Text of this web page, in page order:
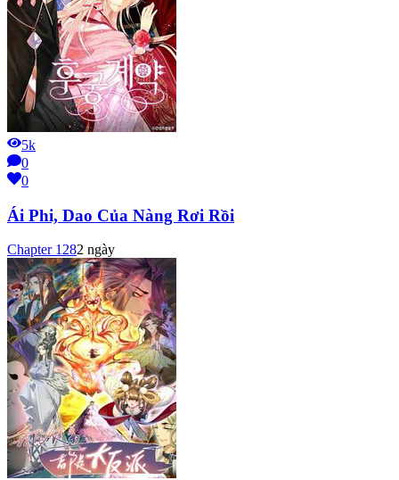
5k
0
0
Ái Phi, Dao Của Nàng Rơi Rồi
Chapter 1282 ngày